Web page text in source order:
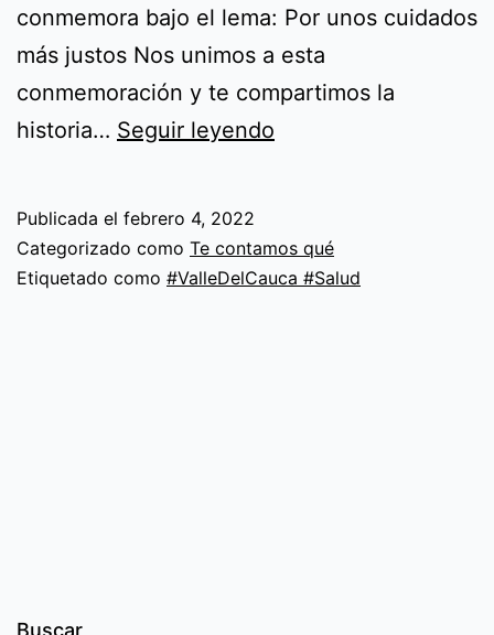
conmemora bajo el lema: Por unos cuidados
más justos Nos unimos a esta
conmemoración y te compartimos la
historia… Seguir leyendo
el
cáncer
Publicada el febrero 4, 2022
Categorizado como Te contamos qué
Etiquetado como #ValleDelCauca #Salud
Buscar